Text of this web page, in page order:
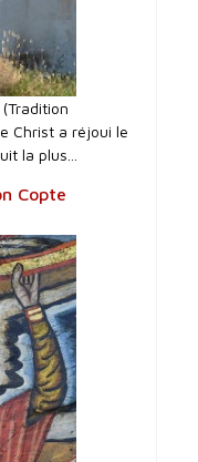
(Tradition
Christ a réjoui le
la plus...
Copte